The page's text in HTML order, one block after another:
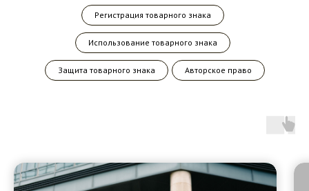
Регистрация товарного знака
Использование товарного знака
Защита товарного знака Авторское право